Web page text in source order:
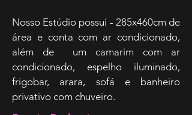
Nosso Estúdio possui - 285x460cm de
área e conta com ar condicionado,
além de um camarim com ar
condicionado, espelho iluminado,
frigobar, arara, sofá e banheiro
privativo com chuveiro.